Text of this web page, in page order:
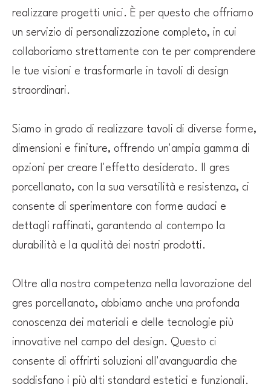
realizzare progetti unici. È per questo che offriamo
un servizio di personalizzazione completo, in cui
collaboriamo strettamente con te per comprendere
le tue visioni e trasformarle in tavoli di design
straordinari.
Siamo in grado di realizzare tavoli di diverse forme,
dimensioni e finiture, offrendo un'ampia gamma di
opzioni per creare l'effetto desiderato. Il gres
porcellanato, con la sua versatilità e resistenza, ci
consente di sperimentare con forme audaci e
dettagli raffinati, garantendo al contempo la
durabilità e la qualità dei nostri prodotti.
Oltre alla nostra competenza nella lavorazione del
gres porcellanato, abbiamo anche una profonda
conoscenza dei materiali e delle tecnologie più
innovative nel campo del design. Questo ci
consente di offrirti soluzioni all'avanguardia che
soddisfano i più alti standard estetici e funzionali.